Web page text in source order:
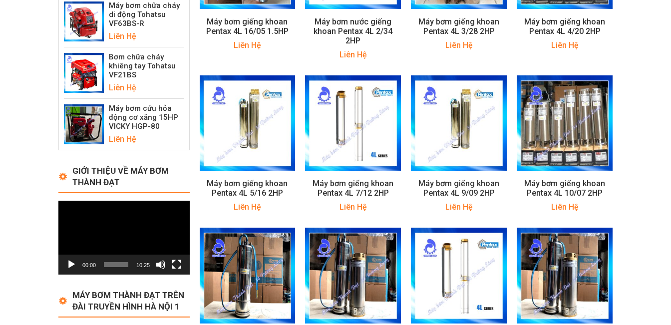
Máy bơm chữa cháy
di động Tohatsu
VF63BS-R
Liên Hệ
Bơm chữa cháy
khiêng tay Tohatsu
VF21BS
Liên Hệ
Máy bơm cứu hỏa
động cơ xăng 15HP
VICKY HGP-80
Liên Hệ
GIỚI THIỆU VỀ MÁY BƠM
THÀNH ĐẠT
00:00 10:25
MÁY BƠM THÀNH ĐẠT TRÊN
ĐÀI TRUYỀN HÌNH HÀ NỘI 1
Máy bơm giếng khoan
Pentax 4L 16/05 1.5HP
Liên Hệ
Máy bơm nước giếng
khoan Pentax 4L 2/34
2HP
Liên Hệ
Máy bơm giếng khoan
Pentax 4L 3/28 2HP
Liên Hệ
Máy bơm giếng khoan
Pentax 4L 4/20 2HP
Liên Hệ
Máy bơm giếng khoan
Pentax 4L 5/16 2HP
Liên Hệ
Máy bơm giếng khoan
Pentax 4L 7/12 2HP
Liên Hệ
Máy bơm giếng khoan
Pentax 4L 9/09 2HP
Liên Hệ
Máy bơm giếng khoan
Pentax 4L 10/07 2HP
Liên Hệ